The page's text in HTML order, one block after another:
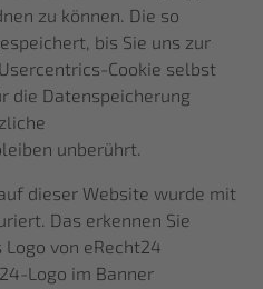
zu können. Die so
bis Sie uns zur
Cookie selbst
die Datenspeicherung
unberührt.
dieser Website wurde mit
Das erkennen Sie
von eRecht24
Logo im Banner